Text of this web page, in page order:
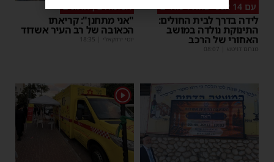
עם 14 אנשי צוות רפואיים
לידה בדרך לבית החולים:
התינוקת נולדה במושב
האחורי של הרכב
מנחם דויטש 08:07
אסונות בין הזמנים
"אני מתחנן": קריאתו
הכאובה של רב העיר אשדוד
יוסי יחזקאלי 18:35
1